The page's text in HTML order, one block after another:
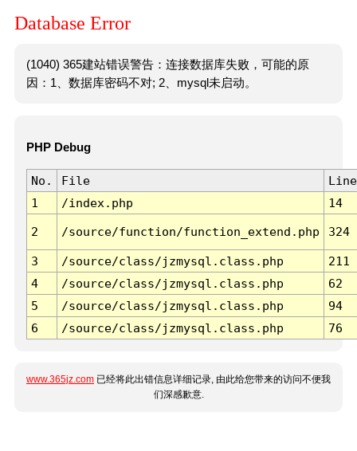
Database Error
(1040) 365建站错误警告：连接数据库失败，可能的原
因：1、数据库密码不对; 2、mysql未启动。
PHP Debug
No. File
Line
1
/index.php 14
2 /source/function/function_extend.php 324
3 /source/class/jzmysql.class.php
211
4
/source/class/jzmysql.class.php
62
5
/source/class/jzmysql.class.php
94
6
/source/class/jzmysql.class.php 76
www.365jz.com 已经将此出错信息详细记录, 由此给您带来的访问不便我
们深感歉意.